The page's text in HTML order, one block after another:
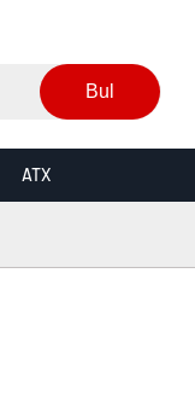
Bul
ATX